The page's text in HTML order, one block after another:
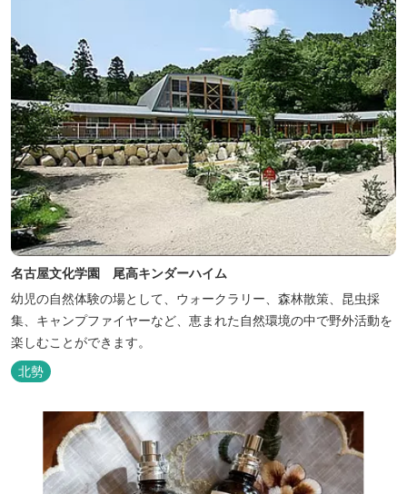
名古屋文化学園 尾高キンダーハイム
幼児の自然体験の場として、ウォークラリー、森林散策、昆虫採
集、キャンプファイヤーなど、恵まれた自然環境の中で野外活動を
楽しむことができます。
北勢